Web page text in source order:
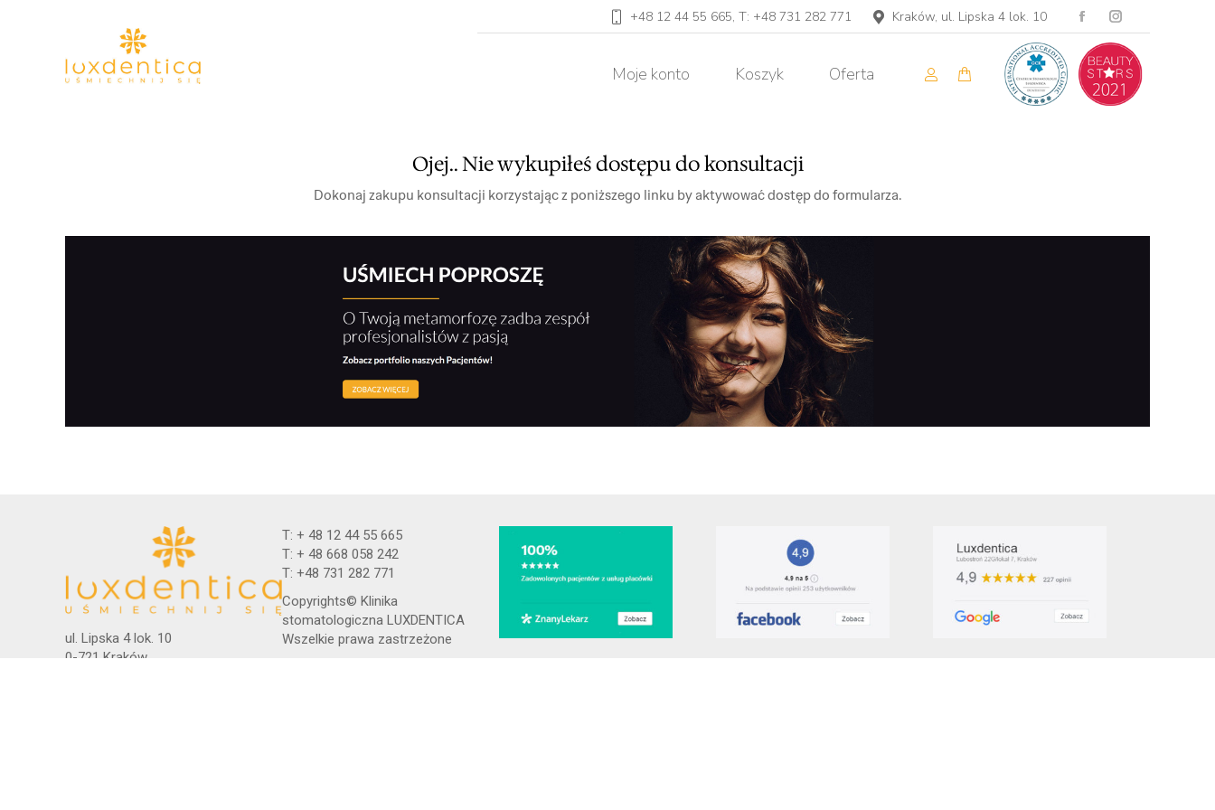
+48 12 44 55 665, T: +48 731 282 771 Kraków, ul. Lipska 4 lok. 10
Facebook
page
opens
Instagram
page
opens
Moje konto Koszyk Oferta
Ojej.. Nie wykupiłeś dostępu do konsultacji
Dokonaj zakupu konsultacji korzystając z poniższego linku by aktywować dostęp do formularza.
ul. Lipska 4 lok. 10
0-721 Kraków
T: + 48 12 44 55 665
T: + 48 668 058 242
T: +48 731 282 771
Copyrights© Klinika
stomatologiczna LUXDENTICA
Wszelkie prawa zastrzeżone